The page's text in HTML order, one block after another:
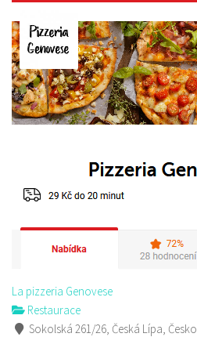
La pizzeria Genovese
Restaurace
Sokolská 261/26, Česká Lípa, Česko